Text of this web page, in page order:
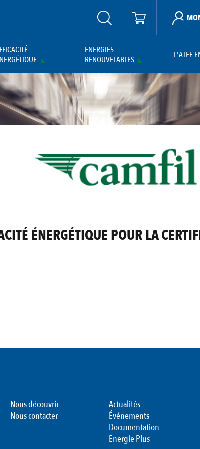
ENERGIES
RENOUVELABLES
L'ATEE
ÉNERGÉTIQUE POUR LA
Nous découvrir
Nous contacter
Actualités
Événements
Documentation
Energie Plus